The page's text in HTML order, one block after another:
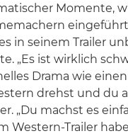
Momente,
in seinem Trailer
„Es ist wirklich
Drama wie
drehst und du
„Du machst es
Western-Trailer